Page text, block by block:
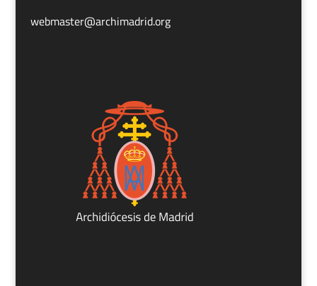
webmaster@archimadrid.org